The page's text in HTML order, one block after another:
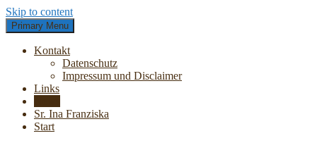
Skip to content
Primary Menu
Kontakt
Datenschutz
Impressum und Disclaimer
Links
Sr. Ina Franziska
Start